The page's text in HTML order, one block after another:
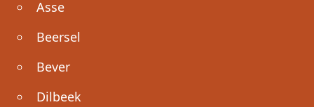
Asse
Beersel
Bever
Dilbeek